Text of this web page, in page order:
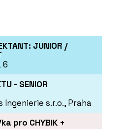
JUNIOR /
6
- SENIOR
s.r.o., Praha
pro CHYBIK +